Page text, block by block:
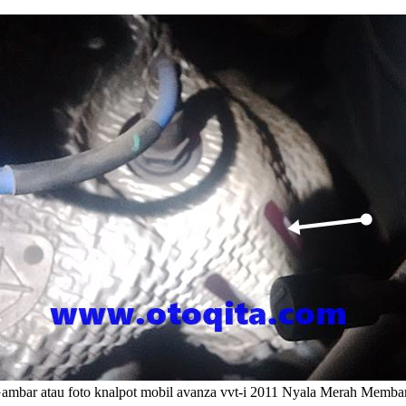
atau foto knalpot mobil avanza vvt-i 2011 Nyala Merah